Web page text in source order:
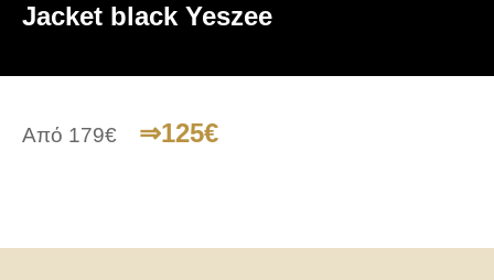
Jacket black Yeszee
Από 179€ ⇒125€